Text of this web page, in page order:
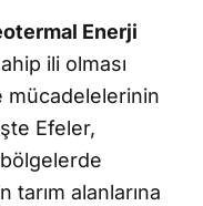
Enerji
ili olması
mücadelelerinin
Efeler,
tarım alanlarına